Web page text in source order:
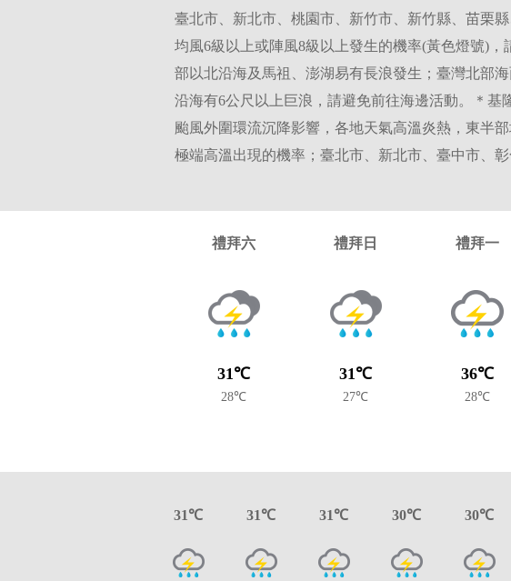
臺北市、新北市、桃園市、新竹市、新竹縣、苗栗
均風6級以上或陣風8級以上發生的機率(黃色燈號)
部以北沿海及馬祖、澎湖易有長浪發生；臺灣北部
沿海有6公尺以上巨浪，請避免前往海邊活動。＊基
颱風外圍環流沉降影響，各地天氣高溫炎熱，東半
極端高溫出現的機率；臺北市、新北市、臺中市、
禮拜六
31℃
28℃
禮拜日
31℃
27℃
禮拜一
36℃
28℃
31℃ 31℃ 31℃ 30℃ 30℃